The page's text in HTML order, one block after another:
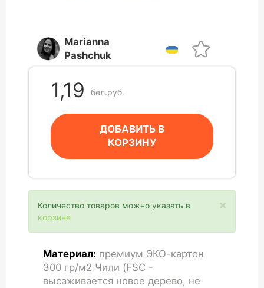
Marianna
Pashchuk
1,19 бел.руб.
ДОБАВИТЬ В
КОРЗИНУ
×
Количество товаров можно указать в
корзине
Материал: премиум ЭКО-картон
300 гр/м2 Чили (FSC -
высаживается новое дерево, не